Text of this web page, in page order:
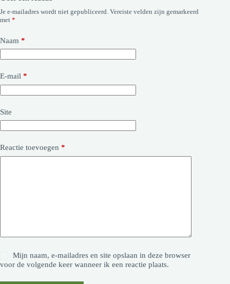
Je e-mailadres wordt niet gepubliceerd. Vereiste velden zijn gemarkeerd
met *
Naam *
E-mail *
Site
Reactie toevoegen *
Mijn naam, e-mailadres en site opslaan in deze browser
voor de volgende keer wanneer ik een reactie plaats.